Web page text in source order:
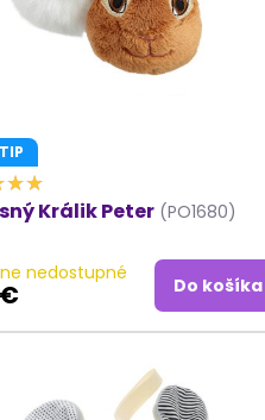
Králik Peter (PO1680)
nedostupné
Do košíka